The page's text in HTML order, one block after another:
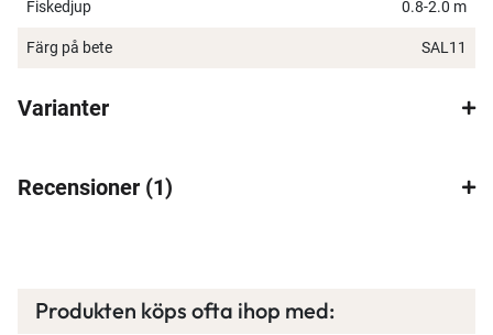
Bättre priser, fri frakt på alla ordrar, bonuscheck
Fiskedjup 0.8-2.0 m
Färg på bete SAL11
Varianter
Recensioner 1
Produkten köps ofta ihop med: